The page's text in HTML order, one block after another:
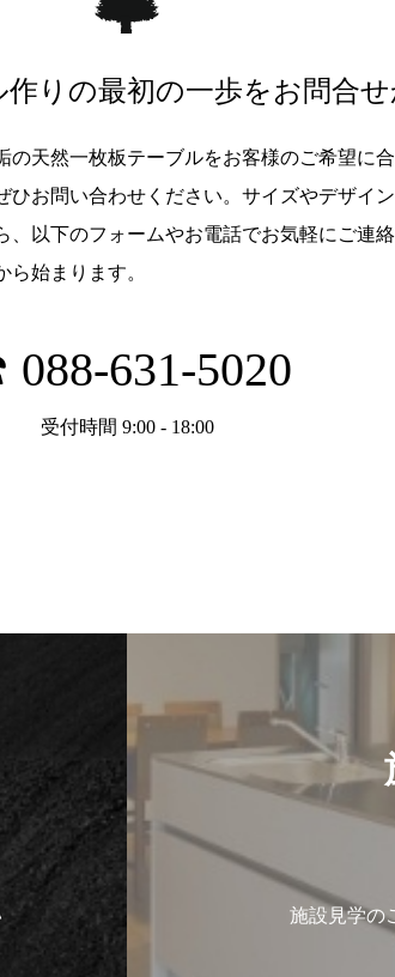
りの最初の一歩をお問合せ
天然一枚板テーブルをお客様のご希望に
ひお問い合わせください。サイズやデザイ
、以下のフォームやお電話でお気軽にご連
始まります。
631-5020
受付時間 9:00 - 18:00
施設見学の